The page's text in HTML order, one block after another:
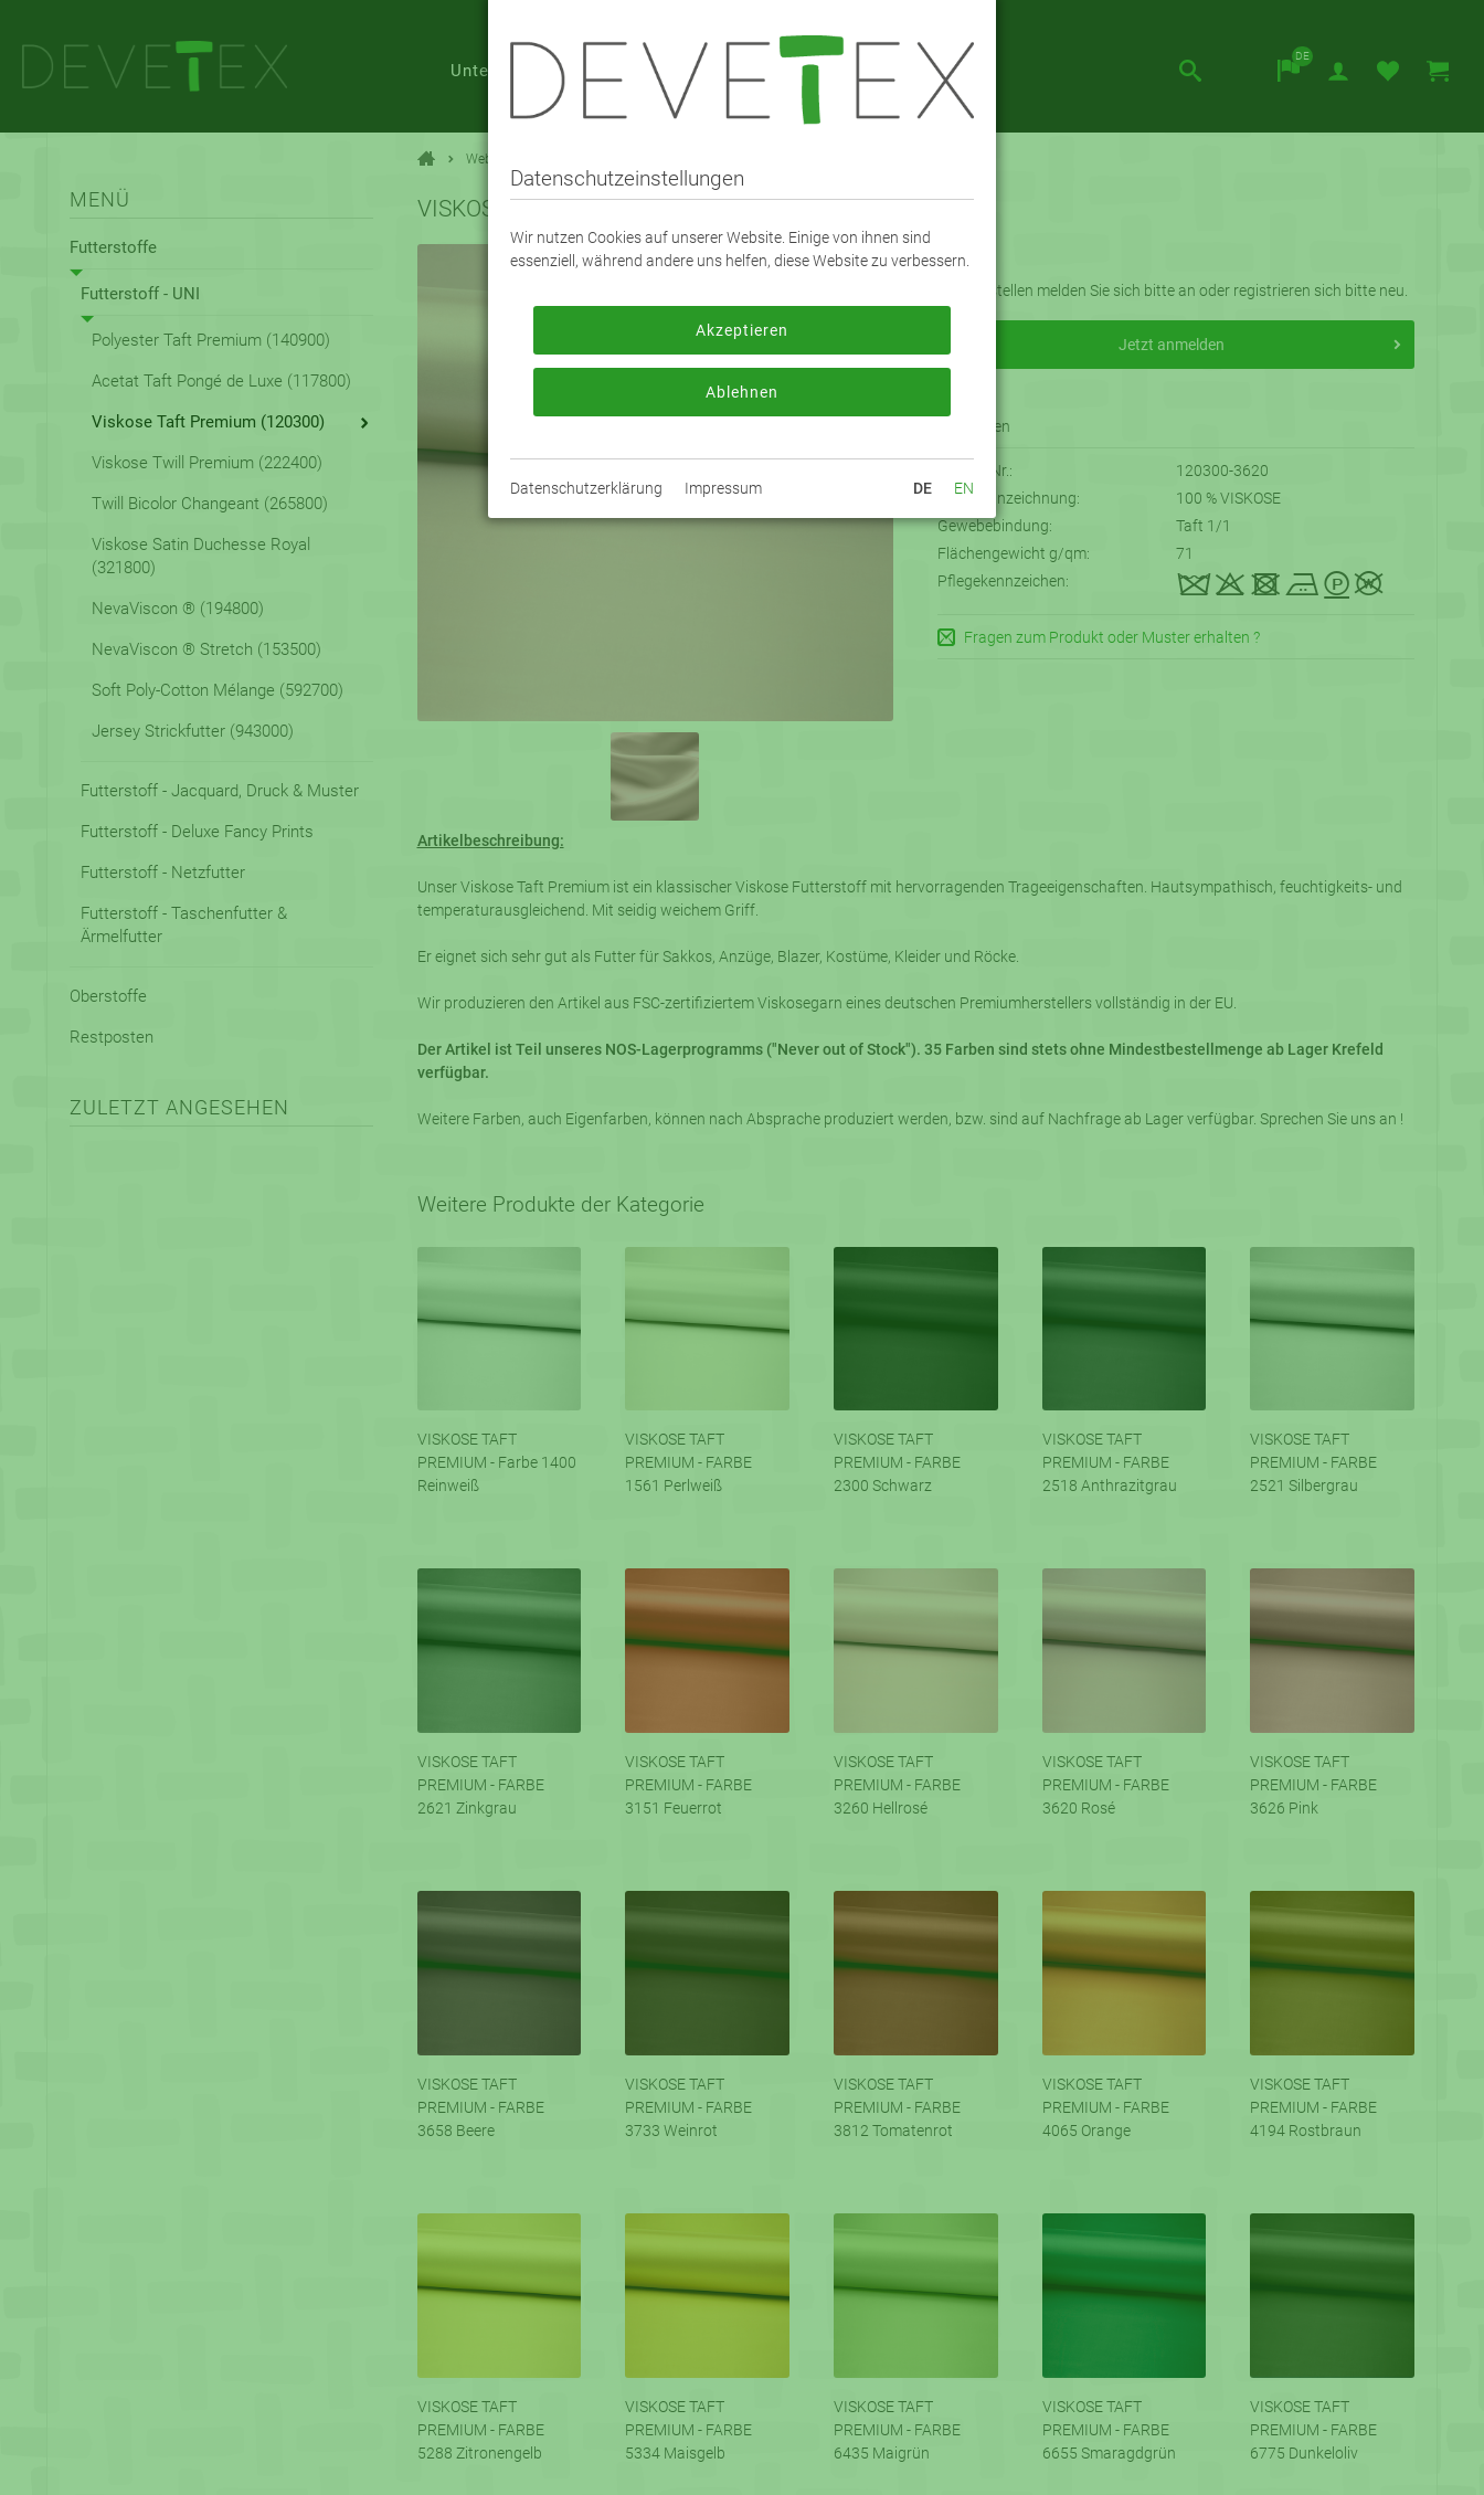
Unternehmen Produkte & Leistungen Webshop Downloads
DE
MENÜ
Futterstoffe
Futterstoff - UNI
Polyester Taft Premium (140900)
Acetat Taft Pongé de Luxe (117800)
Viskose Taft Premium (120300)
Viskose Twill Premium (222400)
Twill Bicolor Changeant (265800)
Viskose Satin Duchesse Royal
(321800)
NevaViscon ® (194800)
NevaViscon ® Stretch (153500)
Soft Poly-Cotton Mélange (592700)
Jersey Strickfutter (943000)
Futterstoff - Jacquard, Druck & Muster
Futterstoff - Deluxe Fancy Prints
Futterstoff - Netzfutter
Futterstoff - Taschenfutter &
Ärmelfutter
Oberstoffe
Restposten
ZULETZT ANGESEHEN
Webshop
VISKOSE TAFT PREMIUM - FARBE 3620 Rosé
Zum Bestellen melden Sie sich bitte an oder registrieren sich bitte neu.
Jetzt anmelden
Bestelll-Nr.:
120300-3620
Textilkennzeichnung:
100 % VISKOSE
Gewebebindung:
Taft 1/1
Flächengewicht g/qm:
71
Pflegekennzeichen:
kqtDHP
Fragen zum Produkt oder Muster erhalten ?
Artikelbeschreibung:
Unser Viskose Taft Premium ist ein klassischer Viskose Futterstoff mit hervorragenden Trageeigenschaften. Hautsympathisch, feuchtigkeits- und
temperaturausgleichend. Mit seidig weichem Griff.
Er eignet sich sehr gut als Futter für Sakkos, Anzüge, Blazer, Kostüme, Kleider und Röcke.
Wir produzieren den Artikel aus FSC-zertifiziertem Viskosegarn eines deutschen Premiumherstellers vollständig in der EU.
Der Artikel ist Teil unseres NOS-Lagerprogramms ("Never out of Stock"). 35 Farben sind stets ohne Mindestbestellmenge ab Lager Krefeld
verfügbar.
Weitere Farben, auch Eigenfarben, können nach Absprache produziert werden, bzw. sind auf Nachfrage ab Lager verfügbar. Sprechen Sie uns an !
Weitere Produkte der Kategorie
VISKOSE TAFT
PREMIUM - Farbe 1400
Reinweiß
VISKOSE TAFT
PREMIUM - FARBE
1561 Perlweiß
VISKOSE TAFT
PREMIUM - FARBE
2300 Schwarz
VISKOSE TAFT
PREMIUM - FARBE
2518 Anthrazitgrau
VISKOSE TAFT
PREMIUM - FARBE
2521 Silbergrau
VISKOSE TAFT
PREMIUM - FARBE
2621 Zinkgrau
VISKOSE TAFT
PREMIUM - FARBE
3151 Feuerrot
VISKOSE TAFT
PREMIUM - FARBE
3260 Hellrosé
VISKOSE TAFT
PREMIUM - FARBE
3620 Rosé
VISKOSE TAFT
PREMIUM - FARBE
3626 Pink
VISKOSE TAFT
PREMIUM - FARBE
3658 Beere
VISKOSE TAFT
PREMIUM - FARBE
3733 Weinrot
VISKOSE TAFT
PREMIUM - FARBE
3812 Tomatenrot
VISKOSE TAFT
PREMIUM - FARBE
4065 Orange
VISKOSE TAFT
PREMIUM - FARBE
4194 Rostbraun
VISKOSE TAFT
PREMIUM - FARBE
5288 Zitronengelb
VISKOSE TAFT
PREMIUM - FARBE
5334 Maisgelb
VISKOSE TAFT
PREMIUM - FARBE
6435 Maigrün
VISKOSE TAFT
PREMIUM - FARBE
6655 Smaragdgrün
VISKOSE TAFT
PREMIUM - FARBE
6775 Dunkeloliv
Datenschutzeinstellungen
Wir nutzen Cookies auf unserer Website. Einige von ihnen sind
essenziell, während andere uns helfen, diese Website zu verbessern.
Ablehnen
Akzeptieren
Datenschutzerklärung Impressum DE EN